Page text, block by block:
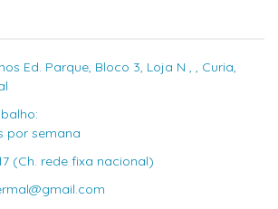
Ed. Parque, Bloco 3, Loja N , , Curia,
por semana
(Ch. rede fixa nacional)